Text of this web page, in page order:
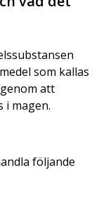
som kallas
att
i magen.
följande